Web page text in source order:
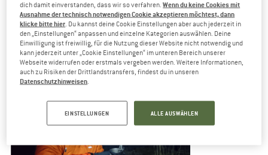
Die Podcast-Folge
Weitere Podcast Folgen
Die Bergfreunde Playlist
Du hast Fragen?
dich damit einverstanden, dass wir so verfahren.Wenn du keine Cookies mit
Ausnahme der technisch notwendigen Cookie akzeptieren möchtest, dann
klicke bitte hier . Du kannst deine Cookie Einstellungen aber auch jederzeit in
den „Einstellungen“ anpassen und einzelne Kategorien auswählen. Deine
Einwilligung ist freiwillig, für die Nutzung dieser Website nicht notwendig und
kann jederzeit unter „Cookie Einstellungen“ im unteren Bereich unserer
Webseite widerrufen oder erstmals vergeben werden. Weitere Informationen,
auch zu Risiken der Drittlandstransfers, findest du in unseren
Datenschutzhinweisen
EINSTELLUNGEN ALLE AUSWÄHLEN